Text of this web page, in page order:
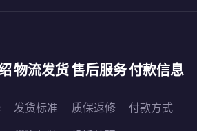
物流发货
发货标准
售后服务
质保返修
付款信息
付款方式